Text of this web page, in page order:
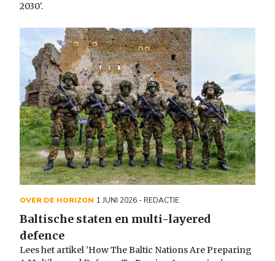
2030'.
OVER DE HORIZON 1 JUNI 2026- REDACTIE
Baltische staten en multi-layered
defence
Lees het artikel 'How The Baltic Nations Are Preparing